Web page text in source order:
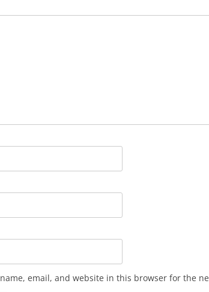
name, email, and website in this browser for the